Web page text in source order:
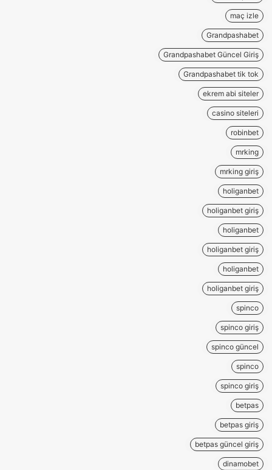
maç izle
Grandpashabet
Grandpashabet Güncel Giriş
Grandpashabet tik tok
ekrem abi siteler
casino siteleri
robinbet
mrking
mrking giriş
holiganbet
holiganbet giriş
holiganbet
holiganbet giriş
holiganbet
holiganbet giriş
spinco
spinco giriş
spinco güncel
spinco
spinco giriş
betpas
betpas giriş
betpas güncel giriş
dinamobet